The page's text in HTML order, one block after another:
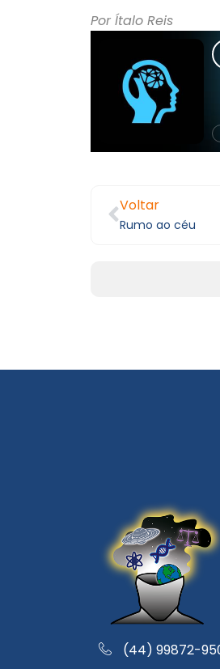
Por Ítalo Reis
Voltar
Rumo ao céu
(44) 99872-